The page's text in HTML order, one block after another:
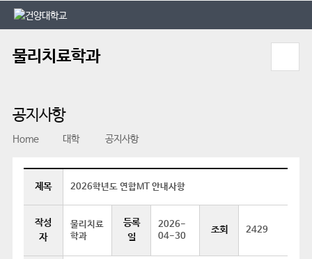
본문 바로가기
대메뉴 바로가기
물리치료학과
공지사항
Home 대학 공지사항
제목 2026학년도 연합MT 안내사항
작성
자
물리치료
학과
등록
일
2026-
04-30
조회 2429